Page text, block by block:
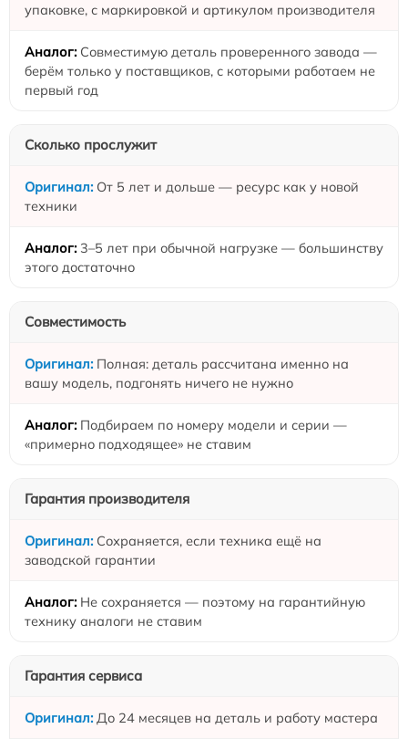
упаковке, с маркировкой и артикулом производителя
Совместимую деталь проверенного завода —
берём только у поставщиков, с которыми работаем не
первый год
Сколько прослужит
От 5 лет и дольше — ресурс как у новой
техники
3–5 лет при обычной нагрузке — большинству
этого достаточно
Совместимость
Полная: деталь рассчитана именно на
вашу модель, подгонять ничего не нужно
Подбираем по номеру модели и серии —
«примерно подходящее» не ставим
Гарантия производителя
Сохраняется, если техника ещё на
заводской гарантии
Не сохраняется — поэтому на гарантийную
технику аналоги не ставим
Гарантия сервиса
До 24 месяцев на деталь и работу мастера